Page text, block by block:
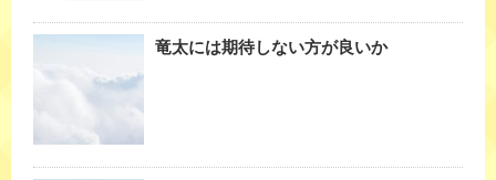
竜太には期待しない方が良いか